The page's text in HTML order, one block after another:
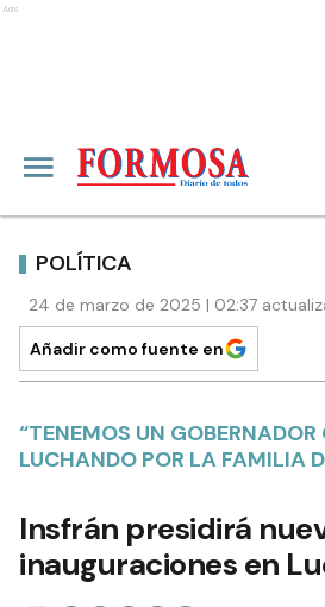
Ads
POLÍTICA
24 de marzo de 2025 | 02:37
Añadir como fuente en
“TENEMOS UN GOBERNADOR
LUCHANDO POR LA FAMILIA
Insfrán presidirá
inauguraciones en